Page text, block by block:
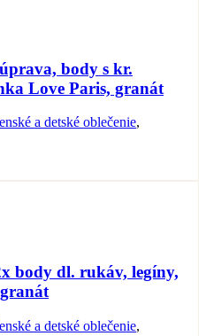
body s kr.
Love Paris, granát
a detské oblečenie,
body dl. rukáv, legíny,
a detské oblečenie,